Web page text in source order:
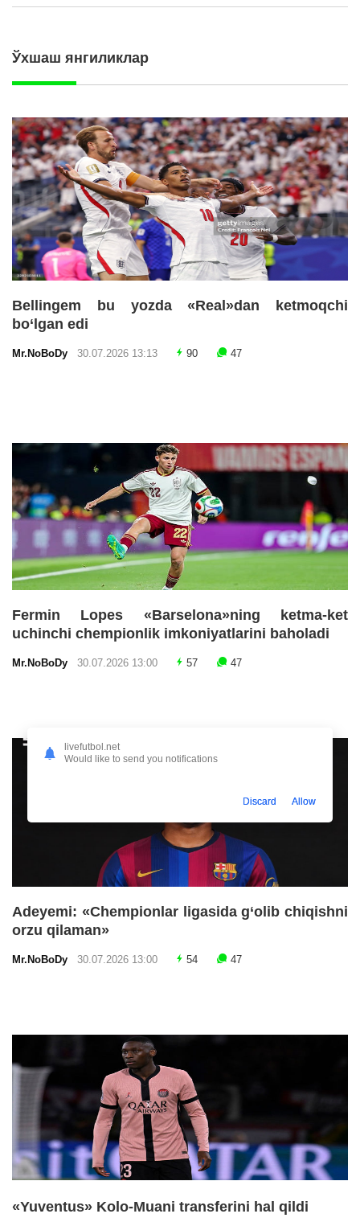
Ўхшаш янгиликлар
Bellingem bu yozda «Real»dan ketmoqchi
bo‘lgan edi
Mr.NoBoDy 30.07.2026 13:13 90 47
Fermin Lopes «Barselona»ning ketma-ket
uchinchi chempionlik imkoniyatlarini baholadi
Mr.NoBoDy 30.07.2026 13:00 57 47
Adeyemi: «Chempionlar ligasida g‘olib chiqishni
orzu qilaman»
Mr.NoBoDy 30.07.2026 13:00 54 47
«Yuventus» Kolo-Muani transferini hal qildi
livefutbol.net
Would like to send you notifications
Discard Allow